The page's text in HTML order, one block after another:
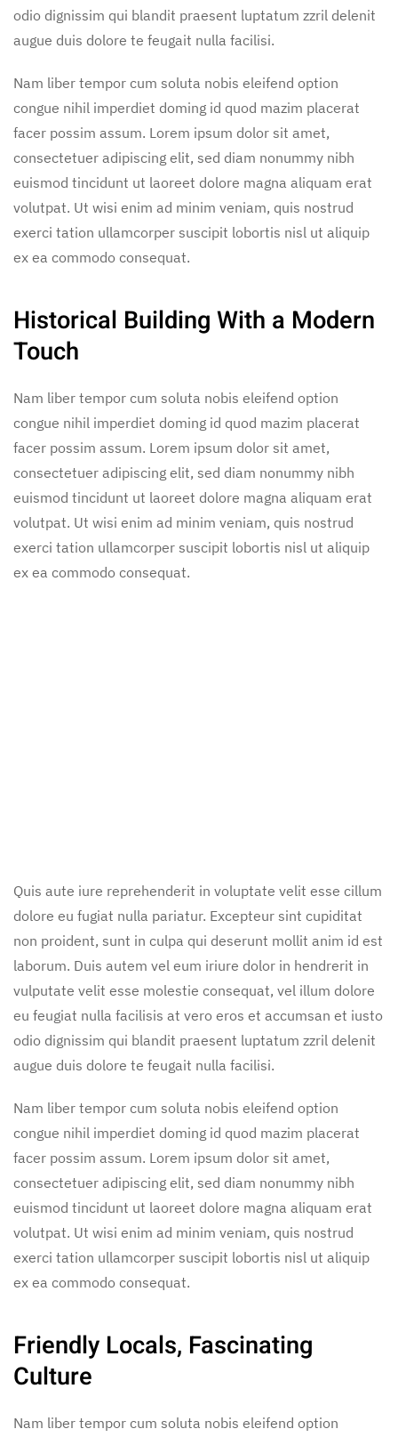
odio dignissim qui blandit praesent luptatum zzril delenit
augue duis dolore te feugait nulla facilisi.
Nam liber tempor cum soluta nobis eleifend option
congue nihil imperdiet doming id quod mazim placerat
facer possim assum. Lorem ipsum dolor sit amet,
consectetuer adipiscing elit, sed diam nonummy nibh
euismod tincidunt ut laoreet dolore magna aliquam erat
volutpat. Ut wisi enim ad minim veniam, quis nostrud
exerci tation ullamcorper suscipit lobortis nisl ut aliquip
ex ea commodo consequat.
Historical Building With a Modern
Touch
Nam liber tempor cum soluta nobis eleifend option
congue nihil imperdiet doming id quod mazim placerat
facer possim assum. Lorem ipsum dolor sit amet,
consectetuer adipiscing elit, sed diam nonummy nibh
euismod tincidunt ut laoreet dolore magna aliquam erat
volutpat. Ut wisi enim ad minim veniam, quis nostrud
exerci tation ullamcorper suscipit lobortis nisl ut aliquip
ex ea commodo consequat.
Quis aute iure reprehenderit in voluptate velit esse cillum
dolore eu fugiat nulla pariatur. Excepteur sint cupiditat
non proident, sunt in culpa qui deserunt mollit anim id est
laborum. Duis autem vel eum iriure dolor in hendrerit in
vulputate velit esse molestie consequat, vel illum dolore
eu feugiat nulla facilisis at vero eros et accumsan et iusto
odio dignissim qui blandit praesent luptatum zzril delenit
augue duis dolore te feugait nulla facilisi.
Nam liber tempor cum soluta nobis eleifend option
congue nihil imperdiet doming id quod mazim placerat
facer possim assum. Lorem ipsum dolor sit amet,
consectetuer adipiscing elit, sed diam nonummy nibh
euismod tincidunt ut laoreet dolore magna aliquam erat
volutpat. Ut wisi enim ad minim veniam, quis nostrud
exerci tation ullamcorper suscipit lobortis nisl ut aliquip
ex ea commodo consequat.
Friendly Locals, Fascinating
Culture
Nam liber tempor cum soluta nobis eleifend option